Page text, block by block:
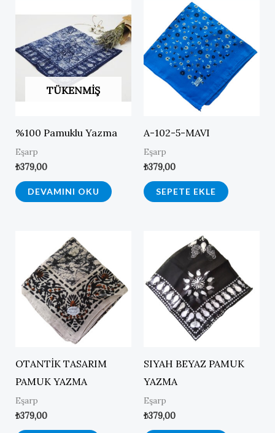
TÜKENMIŞ
%100 Pamuklu Yazma
Eşarp
₺379,00
DEVAMINI OKU
A-102-5-MAVI
Eşarp
₺379,00
SEPETE EKLE
OTANTİK TASARIM
PAMUK YAZMA
Eşarp
₺379,00
SIYAH BEYAZ PAMUK
YAZMA
Eşarp
₺379,00